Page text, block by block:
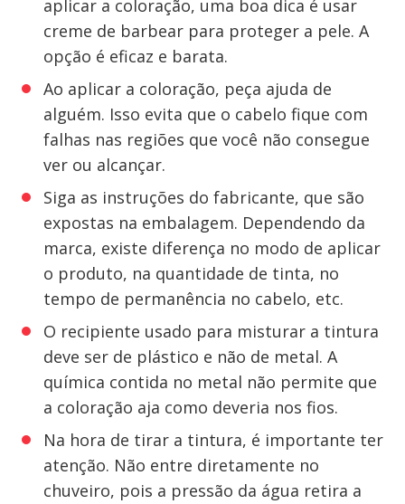
aplicar a coloração, uma boa dica é usar
creme de barbear para proteger a pele. A
opção é eficaz e barata.
Ao aplicar a coloração, peça ajuda de
alguém. Isso evita que o cabelo fique com
falhas nas regiões que você não consegue
ver ou alcançar.
Siga as instruções do fabricante, que são
expostas na embalagem. Dependendo da
marca, existe diferença no modo de aplicar
o produto, na quantidade de tinta, no
tempo de permanência no cabelo, etc.
O recipiente usado para misturar a tintura
deve ser de plástico e não de metal. A
química contida no metal não permite que
a coloração aja como deveria nos fios.
Na hora de tirar a tintura, é importante ter
atenção. Não entre diretamente no
chuveiro, pois a pressão da água retira a